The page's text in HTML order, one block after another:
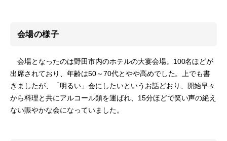
会場の様子
会場となったのは野田市内のホテルの大宴会場。100名ほどが
出席されており、年齢は50～70代とやや高めでした。上でも書
きましたが、「明るい」会にしたいというお話どおり、開始早々
から料理と共にアルコール類を運ばれ、15分ほどで笑い声の絶え
ない賑やかな会になっていました。